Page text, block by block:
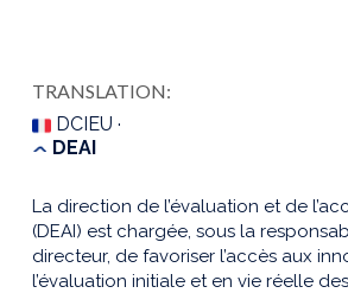
TRANSLATION:
DCIEU ·
DEAI
La direction de l’évaluation et de
(DEAI) est chargée, sous la
directeur, de favoriser l’accès aux
l’évaluation initiale et en vie réelle